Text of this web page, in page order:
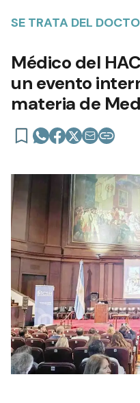
SE TRATA DEL
Médico del
un evento
materia de